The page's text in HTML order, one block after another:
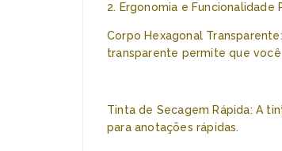
2. Ergonomia e Funcionalidade
Corpo Hexagonal
transparente permite que
Tinta de Secagem Rápida: A
para anotações rápidas.